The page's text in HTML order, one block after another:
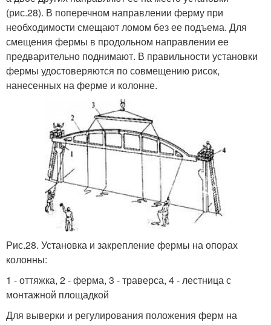
(рис.28). В поперечном направлении ферму при
необходимости смещают ломом без ее подъема. Для
смещения фермы в продольном направлении ее
предварительно поднимают. В правильности установки
фермы удостоверяются по совмещению рисок,
нанесенных на ферме и колонне.
Рис.28. Установка и закрепление фермы на опорах
колонны:
1 - оттяжка, 2 - ферма, 3 - траверса, 4 - лестница с
монтажной площадкой
Для выверки и регулирования положения ферм на